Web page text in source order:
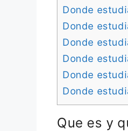
Donde
Donde
Donde
Donde
Donde
Donde
Que es y